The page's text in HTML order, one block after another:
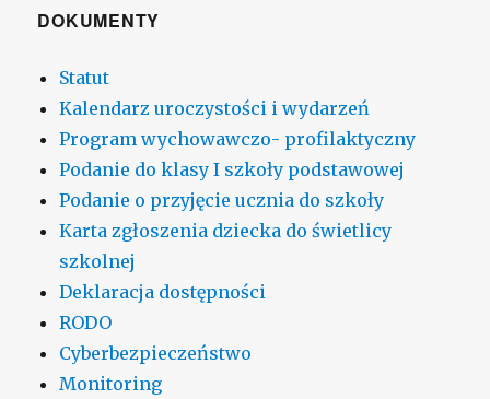
DOKUMENTY
Statut
Kalendarz uroczystości i wydarzeń
Program wychowawczo- profilaktyczny
Podanie do klasy I szkoły podstawowej
Podanie o przyjęcie ucznia do szkoły
Karta zgłoszenia dziecka do świetlicy
szkolnej
Deklaracja dostępności
RODO
Cyberbezpieczeństwo
Monitoring